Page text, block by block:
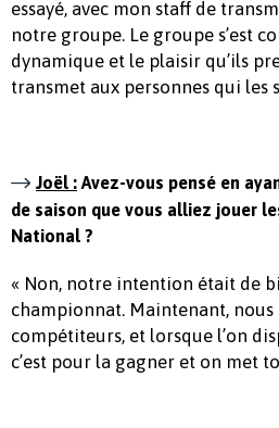
essayé, avec mon staff de
notre groupe. Le groupe s’est
dynamique et le plaisir qu’ils
transmet aux personnes qui les
Joël : Avez-vous pensé en
de saison que vous alliez jouer
National ?
« Non, notre intention était de
championnat. Maintenant, nous
compétiteurs, et lorsque l’on
c’est pour la gagner et on met